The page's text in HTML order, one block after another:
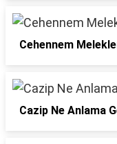
Cehennem
Cazip Ne Anlama